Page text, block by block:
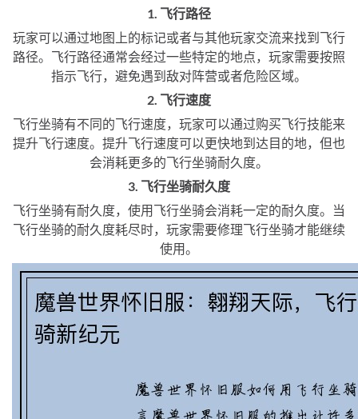
1. 飞行路径
玩家可以通过地图上的标记或者与其他玩家交流来找到飞行
路径。飞行路径通常会经过一些特定的地点，玩家需要按照
指示飞行，避免遇到敌对阵营或者危险区域。
2. 飞行速度
飞行坐骑有不同的飞行速度，玩家可以通过购买飞行技能来
提升飞行速度。提升飞行速度可以更快地到达目的地，但也
会消耗更多的飞行坐骑耐久度。
3. 飞行坐骑耐久度
飞行坐骑有耐久度，使用飞行坐骑会消耗一定的耐久度。当
飞行坐骑的耐久度耗尽时，玩家需要修理飞行坐骑才能继续
使用。